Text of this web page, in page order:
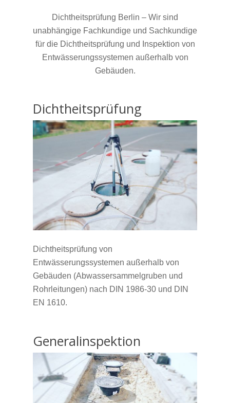
Dichtheitsprüfung Berlin – Wir sind
unabhängige Fachkundige und Sachkundige
für die Dichtheitsprüfung und Inspektion von
Entwässerungssystemen außerhalb von
Gebäuden.
Dichtheitsprüfung
Dichtheitsprüfung von
Entwässerungssystemen außerhalb von
Gebäuden (Abwassersammelgruben und
Rohrleitungen) nach DIN 1986-30 und DIN
EN 1610.
Generalinspektion